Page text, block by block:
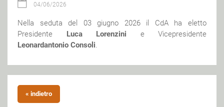
04/06/2026
Nella seduta del 03 giugno 2026 il CdA ha eletto
Presidente Luca Lorenzini e Vicepresidente
Leonardantonio Consoli.
« indietro